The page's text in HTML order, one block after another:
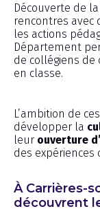
Découverte de
rencontres avec
les actions
Département
de collégiens
en classe.
L’ambition de
développer la
leur ouverture
des expériences
À Carrières-
découvrent